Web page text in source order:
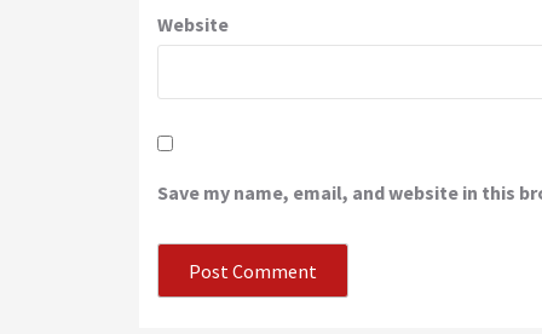
Website
Save my name, email, and website in this